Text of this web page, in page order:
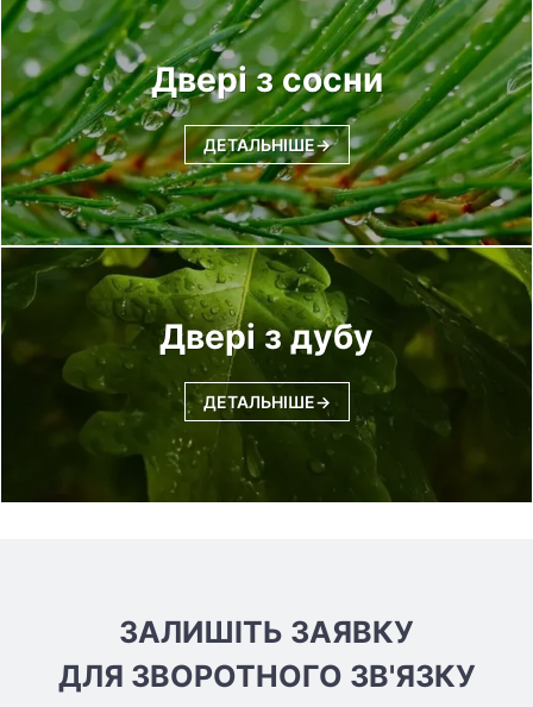
Двері з сосни
ДЕТАЛЬНІШЕ
Двері з дубу
ДЕТАЛЬНІШЕ
ЗАЛИШІТЬ ЗАЯВКУ
ДЛЯ ЗВОРОТНОГО ЗВ'ЯЗКУ